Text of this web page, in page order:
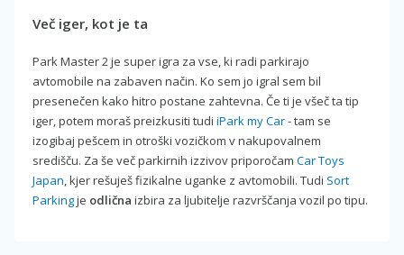
Več iger, kot je ta
Park Master 2 je super igra za vse, ki radi parkirajo
avtomobile na zabaven način. Ko sem jo igral sem bil
presenečen kako hitro postane zahtevna. Če ti je všeč ta tip
iger, potem moraš preizkusiti tudi iPark my Car- tam se
izogibaj pešcem in otroški vozičkom v nakupovalnem
središču. Za še več parkirnih izzivov priporočam Car Toys
Japan, kjer rešuješ fizikalne uganke z avtomobili. Tudi Sort
Parkingje odlična izbira za ljubitelje razvrščanja vozil po tipu.